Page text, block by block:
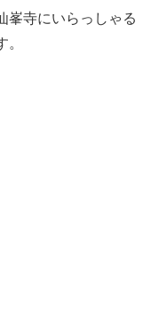
峯寺にいらっしゃる